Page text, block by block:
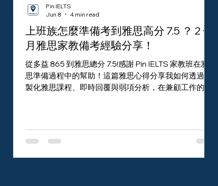
上班族怎麼準備考到雅思高分 7.5 ？ 2 個
月雅思家教備考經驗分享！
從多益 865 到雅思總分 7.5!感謝 Pin IELTS 家教班在雅
思準備過程中的幫助！這篇雅思心得分享我如何透過客
製化雅思課程、即時回覆與弱項分析，在兼顧工作的情
Pin IELTS
Jun 8
4 min read